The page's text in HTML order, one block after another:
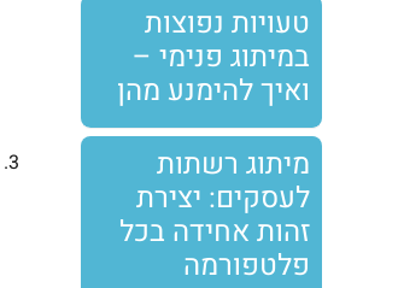
טעויות נפוצות
במיתוג פנימי –
ואיך להימנע מהן
מיתוג רשתות
לעסקים: יצירת
זהות אחידה בכל
פלטפורמה